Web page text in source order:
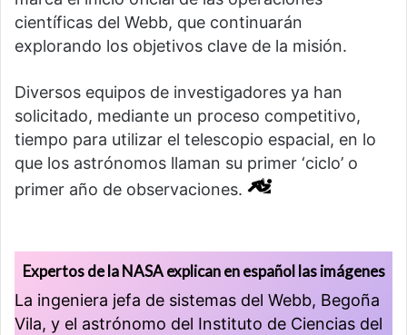
científicas del Webb, que continuarán
explorando los objetivos clave de la misión.
Diversos equipos de investigadores ya han
solicitado, mediante un proceso competitivo,
tiempo para utilizar el telescopio espacial, en lo
que los astrónomos llaman su primer ‘ciclo’ o
primer año de observaciones.
Expertos de la NASA explican en español las imágenes
La ingeniera jefa de sistemas del Webb, Begoña
Vila, y el astrónomo del Instituto de Ciencias del